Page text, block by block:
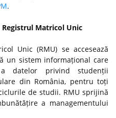
.
Matricol Unic
Unic (RMU) se accesează
un sistem informațional care
datelor privind studenții
din România, pentru toți
de studii. RMU sprijină
a managementului